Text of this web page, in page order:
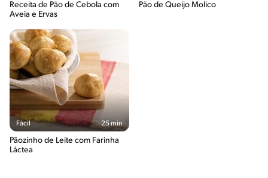
Receita de Pão de Cebola com
Aveia e Ervas
Pão de Queijo Molico
Fácil 25 min
Pãozinho de Leite com Farinha
Láctea